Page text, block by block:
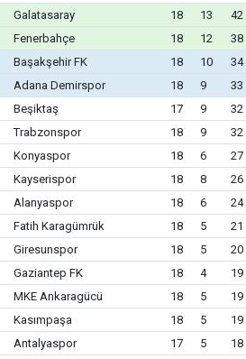
Galatasaray 18 13
42
Fenerbahçe 18 12
38
Başakşehir FK 18 10
34
Adana Demirspor 18 9
33
Beşiktaş 17 9
32
Trabzonspor 18 9
32
Konyaspor 18 6
27
Kayserispor 18 8
26
Alanyaspor 18 6
24
Fatih Karagümrük 18 5
21
Giresunspor 18 5
20
Gaziantep FK 18 4
19
MKE Ankaragücü 18 5
19
Kasımpaşa 18 5
19
Antalyaspor 17 5
18